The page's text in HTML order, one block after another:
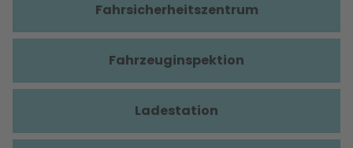
Fahrsicherheitszentrum
Fahrzeuginspektion
Ladestation